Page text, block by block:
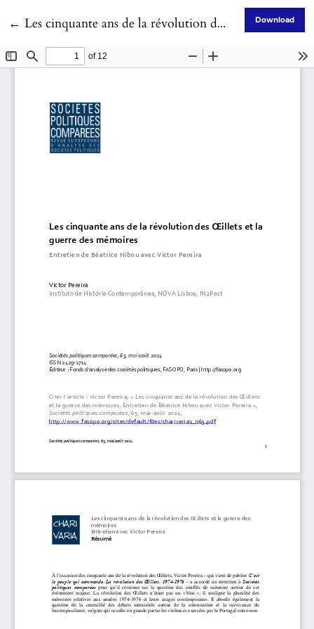
← Return to Article Details
Les cinquante ans de la révolution des Œillets et la guerre des mémoires Download